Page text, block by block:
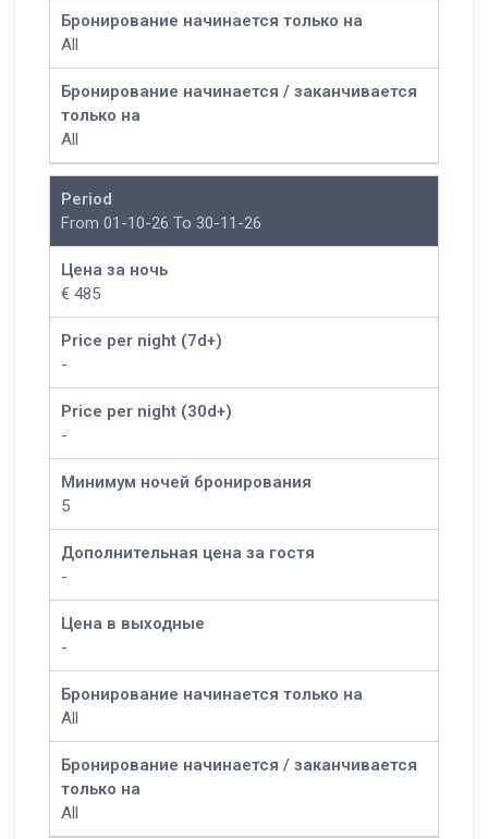
Бронирование начинается только на
All
Бронирование начинается / заканчивается
только на
All
Period
From 01-10-26 To 30-11-26
Цена за ночь
€ 485
Price per night (7d+)
-
Price per night (30d+)
-
Минимум ночей бронирования
5
Дополнительная цена за гостя
-
Цена в выходные
-
Бронирование начинается только на
All
Бронирование начинается / заканчивается
только на
All